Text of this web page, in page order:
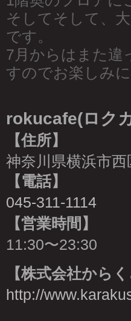
そしてそして、
です。
7月からはまた違
すのでお楽しみ
rokucafe(ロク
【住所】
神奈川県横浜市
【電話】
045-311-1114
【営業時間】
11:30〜23:30
【株式会社から
http://